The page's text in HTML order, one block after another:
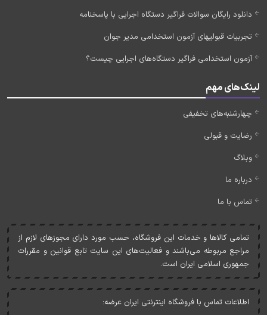
دانلود رایگان سوالات فراگیر دستگاه اجرایی با پاسخنامه
تجربیات قبولیهای آزمون استخدامی مدیر جوان
آزمون استخدامی فراگیر دستگاه‌های اجرایی چیست؟
لینک‌های مهم
چهارشنبه‌های تخفیفی
رضایت و قبولی
وبلاگ
درباره ما
تماس با ما
تمامی کالاها و خدمات اين فروشگاه، حسب مورد دارای مجوزهای لازم از
مراجع مربوطه می‌باشند و فعاليت‌های اين سايت تابع قوانين و مقررات
جمهوری اسلامی ايران است.
اطلاعات تماس با فروشگاه اینترنتی ایران عرضه: